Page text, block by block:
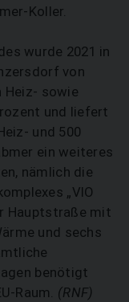
Koller.
wurde 2021 in
von
Heiz- sowie
und liefert
und 500
ein weiteres
nämlich die
„VIO
Hauptstraße mit
und sechs
benötigt
Raum. (RNF)